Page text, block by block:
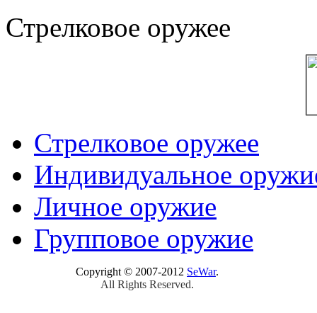
Стрелковое оружее
Стрелковое оружее
Индивидуальное
Личное оружие
Групповое оружие
Copyright © 2007-2012 SeWar.
All Rights Reserved.